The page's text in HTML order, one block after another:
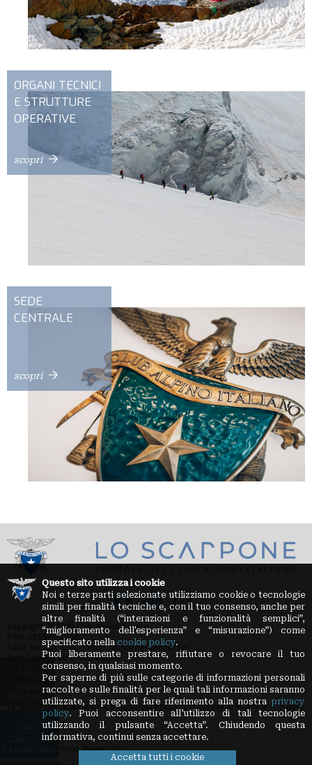
ORGANI TECNICI
E STRUTTURE
OPERATIVE
scopri
SEDE
CENTRALE
scopri
Copyright 2023 © Club Alpino Italiano
P.IVA 03654880156
Sede Sociale: 10131 Torino, Monte dei Cappuccini
Sede Legale: Via E. Petrella, 19
20124 Milano
loscarpone.redazione@cai.it
Privacy Policy-Cookie Policy
La testata Loscarpone.cai.it è registrata presso il Tribunale di Milano al n. 9 del 2
gennaio 2012
Direttore Responsabile: Guido Sassi
Redazione: Simone Alessandrini
CONOSCERE
Questo sito utilizza i cookie
Noi e terze parti selezionate utilizziamo cookie o tecnologie
simili per finalità tecniche e, con il tuo consenso, anche per
altre finalità (“interazioni e funzionalità semplici”,
“miglioramento dell'esperienza” e “misurazione”) come
specificato nella cookie policy.
Puoi liberamente prestare, rifiutare o revocare il tuo
consenso, in qualsiasi momento.
Per saperne di più sulle categorie di informazioni personali
raccolte e sulle finalità per le quali tali informazioni saranno
utilizzate, si prega di fare riferimento alla nostra privacy
policy. Puoi acconsentire all’utilizzo di tali tecnologie
utilizzando il pulsante “Accetta”. Chiudendo questa
informativa, continui senza accettare.
Accetta tutti i cookie